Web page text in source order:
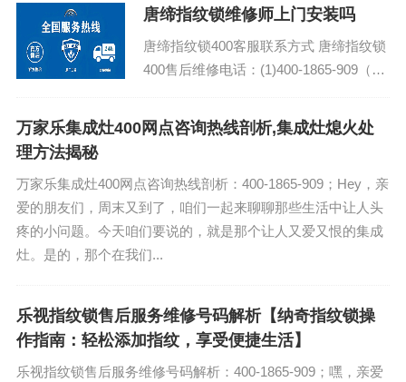
儿。你可能会说，厨房里有什么新鲜事儿
OUT了！现在...
唐缔指纹锁维修师上门安装吗
唐缔指纹锁400客服联系方式 唐缔指纹锁
400售后维修电话：(1)400-1865-909（点
询）...
万家乐集成灶400网点咨询热线剖析,集成灶熄火处
理方法揭秘
万家乐集成灶400网点咨询热线剖析：400-1865-909；Hey，亲
爱的朋友们，周末又到了，咱们一起来聊聊那些生活中让人头
疼的小问题。今天咱们要说的，就是那个让人又爱又恨的集成
灶。是的，那个在我们...
乐视指纹锁售后服务维修号码解析【纳奇指纹锁操
作指南：轻松添加指纹，享受便捷生活】
乐视指纹锁售后服务维修号码解析：400-1865-909；嘿，亲爱